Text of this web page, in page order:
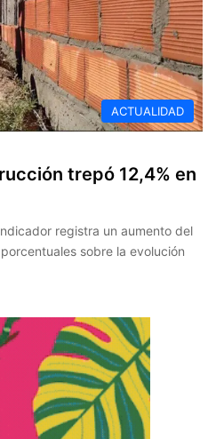
ACTUALIDAD
trepó 12,4% en
registra un aumento del
sobre la evolución